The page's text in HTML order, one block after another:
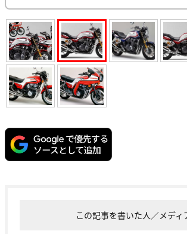
この記事を書いた人／メディ